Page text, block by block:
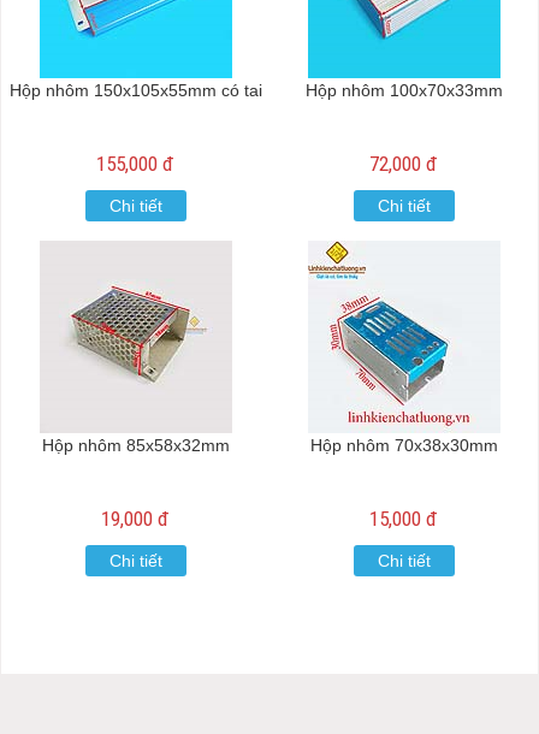
Hộp nhôm 150x105x55mm có tai
155,000 đ
Chi tiết
Hộp nhôm 100x70x33mm
72,000 đ
Chi tiết
Hộp nhôm 85x58x32mm
19,000 đ
Chi tiết
Hộp nhôm 70x38x30mm
15,000 đ
Chi tiết